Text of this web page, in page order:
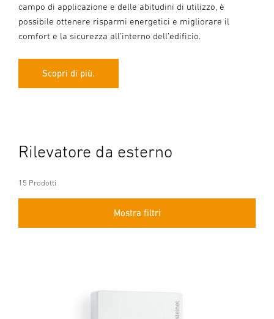
campo di applicazione e delle abitudini di utilizzo, è
possibile ottenere risparmi energetici e migliorare il
comfort e la sicurezza all’interno dell’edificio.
Scopri di più.
Rilevatore da esterno
15 Prodotti
Mostra filtri